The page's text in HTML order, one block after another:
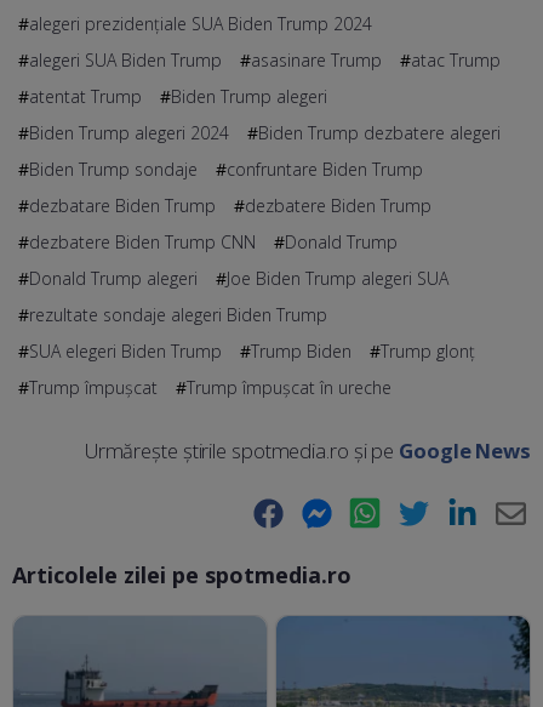
alegeri prezidențiale SUA Biden Trump 2024
alegeri SUA Biden Trump
asasinare Trump
atac Trump
atentat Trump
Biden Trump alegeri
Biden Trump alegeri 2024
Biden Trump dezbatere alegeri
Biden Trump sondaje
confruntare Biden Trump
dezbatare Biden Trump
dezbatere Biden Trump
dezbatere Biden Trump CNN
Donald Trump
Donald Trump alegeri
Joe Biden Trump alegeri SUA
rezultate sondaje alegeri Biden Trump
SUA elegeri Biden Trump
Trump Biden
Trump glonț
Trump împușcat
Trump împușcat în ureche
Urmărește știrile spotmedia.ro și pe Google News
Facebook Messenger WhatsApp Twitter LinkedIn
Articolele zilei pe spotmedia.ro